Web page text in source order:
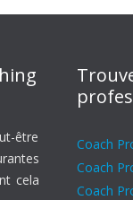
être
cela
Coach
Coach
Coach